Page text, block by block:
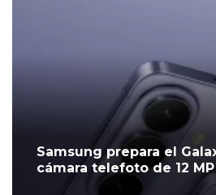
Samsung prepara el
cámara telefoto de 12 MP